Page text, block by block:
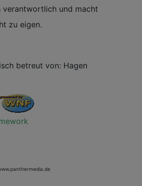
verantwortlich und macht
zu eigen.
betreut von: Hagen